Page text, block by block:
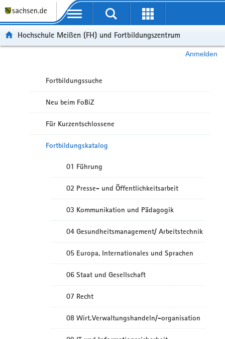
Portalübergreifende Navigation
Hochschule Meißen (FH) und Fortbildungszentrum
Anmelden
Fortbildungssuche
Neu beim FoBiZ
Für Kurzentschlossene
Fortbildungskatalog
01 Führung
02 Presse- und Öffentlichkeitsarbeit
03 Kommunikation und Pädagogik
04 Gesundheitsmanagement/ Arbeitstechnik
05 Europa, Internationales und Sprachen
06 Staat und Gesellschaft
07 Recht
08 Wirt.Verwaltungshandeln/-organisation